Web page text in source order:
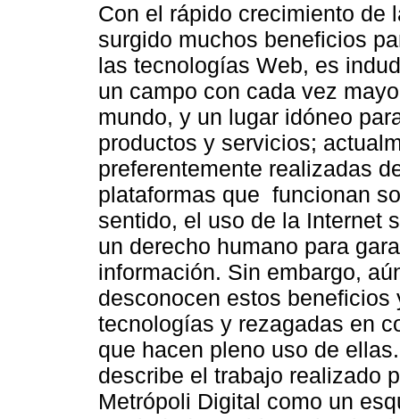
Con el rápido crecimiento de
surgido muchos beneficios
las tecnologías Web, es
un campo con cada vez
mundo, y un lugar idóneo
productos y servicios;
preferentemente realizadas
plataformas que funcionan
sentido, el uso de la Internet
un derecho humano para
información. Sin embargo,
desconocen estos
tecnologías y rezagadas en
que hacen pleno uso de
describe el trabajo realizado
Metrópoli Digital como un